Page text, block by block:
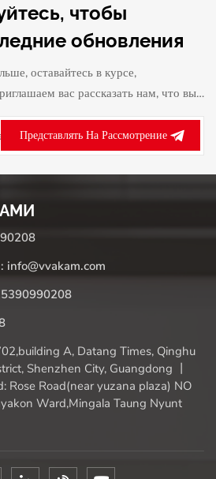
чтобы
обновления
оставайтесь в курсе,
вас рассказать нам, что вы
Представлять На Рассмотрение
: info@vvakam.com
A, Datang Times, Qinghu
Shenzhen City, Guangdong 丨
Rose Road(near yuzana plaza) NO
Ward,Mingala Taung Nyunt